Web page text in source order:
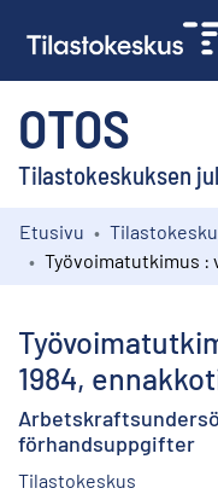
OTOS
Tilastokeskuksen
Kokoelmat
Etusivu
1984,
förhandsuppgifter
Tilastokeskus